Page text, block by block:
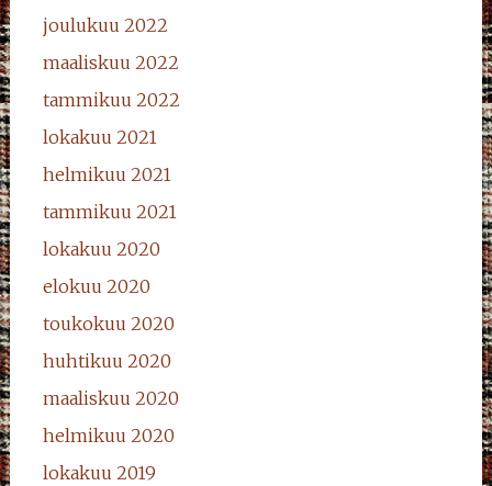
joulukuu 2022
maaliskuu 2022
tammikuu 2022
lokakuu 2021
helmikuu 2021
tammikuu 2021
lokakuu 2020
elokuu 2020
toukokuu 2020
huhtikuu 2020
maaliskuu 2020
helmikuu 2020
lokakuu 2019